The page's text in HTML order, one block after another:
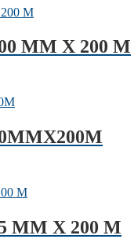
MM X 200 M
MM X 200 M